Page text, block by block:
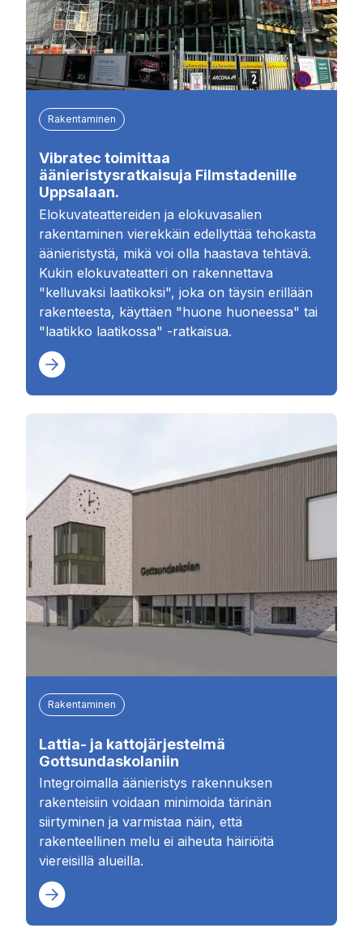
Rakentaminen
Vibratec toimittaa
äänieristysratkaisuja Filmstadenille
Uppsalaan.
Elokuvateattereiden ja elokuvasalien
rakentaminen vierekkäin edellyttää tehokasta
äänieristystä, mikä voi olla haastava tehtävä.
Kukin elokuvateatteri on rakennettava
"kelluvaksi laatikoksi", joka on täysin erillään
rakenteesta, käyttäen "huone huoneessa" tai
"laatikko laatikossa" -ratkaisua.
Rakentaminen
Lattia- ja kattojärjestelmä
Gottsundaskolaniin
Integroimalla äänieristys rakennuksen
rakenteisiin voidaan minimoida tärinän
siirtyminen ja varmistaa näin, että
rakenteellinen melu ei aiheuta häiriöitä
viereisillä alueilla.